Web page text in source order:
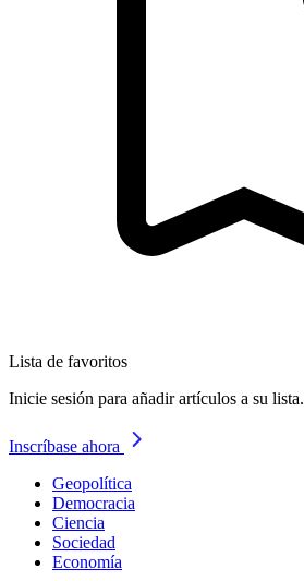
Lista de favoritos
Inicie sesión para añadir artículos a su lista.
Inscríbase ahora
Geopolítica
Democracia
Ciencia
Sociedad
Economía